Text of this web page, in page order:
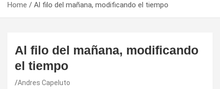
Home Al filo del mañana, modificando el tiempo
Al filo del mañana, modificando
el tiempo
Andres Capeluto